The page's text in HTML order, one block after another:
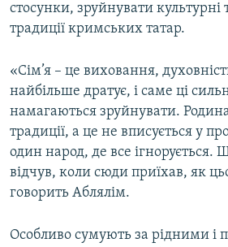
стосунки, зруйнувати культурні
традиції кримських татар.
«Сім’я – це виховання,
найбільше дратує, і саме ці
намагаються зруйнувати. Родина
традиції, а це не вписується у
один народ, де все ігнорується.
відчув, коли сюди приїхав, як
говорить Аблялім.
Особливо сумують за рідними і